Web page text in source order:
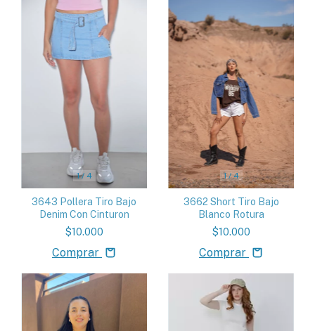
1/ 4
3643 Pollera Tiro Bajo
Denim Con Cinturon
$10.000
Comprar
1/4
3662 Short Tiro Bajo
Blanco Rotura
$10.000
Comprar